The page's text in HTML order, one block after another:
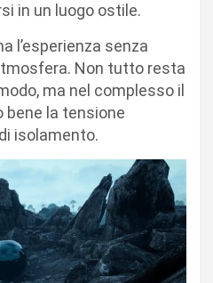
in un luogo ostile.
l’esperienza senza
Non tutto resta
ma nel complesso il
la tensione
isolamento.